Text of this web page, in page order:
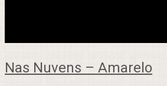
Nas Nuvens – Amarelo